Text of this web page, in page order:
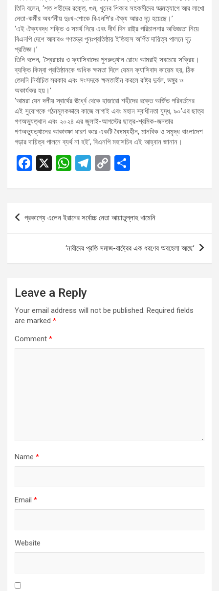
তিনি বলেন, ‘শত শহীদের রক্তে, গুম, খুনের শিকার সহকর্মীদের আত্মত্যাগে আর লাখো
নেতা-কর্মীর অবর্ণনীয় দুঃখ-শোকে বিএনপি’র ঐক্য আরও দৃঢ় হয়েছে।’
‘এই ঐক্যবদ্ধ শক্তি ও সমর্থ নিয়ে এবং দীর্ঘ দিন রাষ্ট্র পরিচালনার অভিজ্ঞতা নিয়ে
বিএনপি দেশে আবারও গণতন্ত্র পুনঃপ্রতিষ্ঠায় ইতিহাস অর্পিত দায়িত্ব পালনে দৃঢ়
প্রতিজ্ঞ।’
তিনি বলেন, ‘স্বৈরাচার ও ফ্যাসিবাদের পুনরুত্থান রোধে আমরাই সবচেয়ে সক্রিয়।
ব্যক্তি কিম্বা প্রতিষ্ঠানকে অধিক ক্ষমতা দিলে যেমন ফ্যাসিবাদ কায়েম হয়, ঠিক
তেমনি নির্বাচিত সরকার এবং সংসদকে ক্ষমতাহীন করলে রাষ্ট্র দুর্বল, ভঙ্গুর ও
অকার্যকর হয়।’
‘আমরা যেন দলীয় স্বার্থের ঊর্ধ্বে থেকে হাজারো শহীদের রক্তে অর্জিত পরিবর্তনের
এই সুযোগকে গঠনমূলকভাবে কাজে লাগাই এবং মহান স্বাধীনতা যুদ্ধ, ৯০’এর ছাত্র
গণঅভ্যুত্থান এবং ২০২৪ এর জুলাই-আগস্টের ছাত্র-শ্রমিক-জনতার
গণঅভ্যুত্থানের আকাঙ্ক্ষা ধারণ করে একটি বৈষম্যহীন, মানবিক ও সমৃদ্ধ বাংলাদেশ
গড়ার দায়িত্ব পালনে ব্যর্থ না হই’, বিএনপি মহাসচিব এই আহ্বান জানান।
F
ce
o
X
W
at
A
p
p
T
e
a
m
C
py
n
k
ar
Post
navigation
প্রকাশ্যে এলেন ইরানের সর্বোচ্চ নেতা আয়াতুল্লাহ খামেনি
‘নারীদের প্রতি সমাজ-রাষ্ট্রের এক ধরণের অবহেলা আছে’
Leave a Reply
Your email address will not be published. Required fields
are marked *
Comment *
Name *
Email *
Website